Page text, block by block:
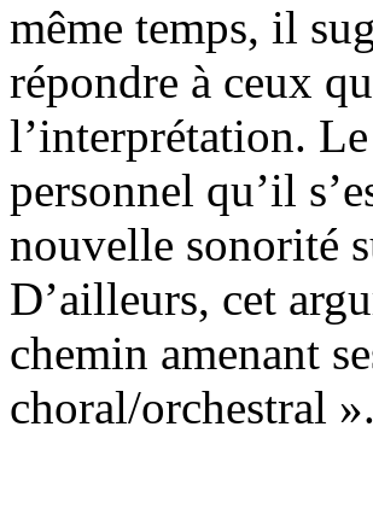
même temps, il
répondre à ceux
l’interprétation.
personnel qu’il
nouvelle sonorité
D’ailleurs, cet
chemin amenant
choral/orchestral ».